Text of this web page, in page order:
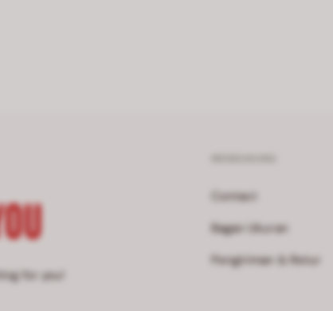
for you!
Contact
Bagan Ukuran
Pengiriman & Retur